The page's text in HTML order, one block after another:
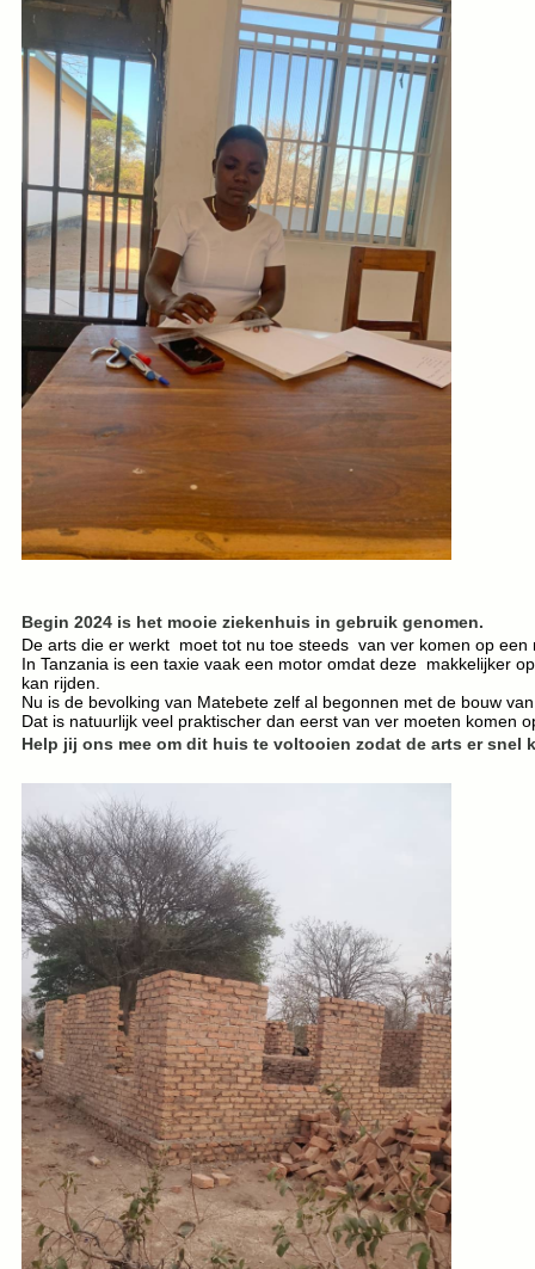
Begin 2024 is het mooie ziekenhuis in gebruik genomen.
De arts die er werkt moet tot nu toe steeds van ver komen op een
In Tanzania is een taxie vaak een motor omdat deze makkelijker
kan rijden.
Nu is de bevolking van Matebete zelf al begonnen met de bouw
Dat is natuurlijk veel praktischer dan eerst van ver moeten komen
Help jij ons mee om dit huis te voltooien zodat de arts er snel